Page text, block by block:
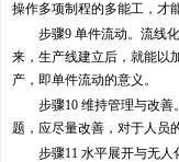
操作多项制程的多能工，才
步骤9 单件流动。流线化
来，生产线建立后，就能以
产，即单件流动的意义。
步骤10 维持管理与改善
题，应尽量改善，对于人员
步骤11 水平展开与无人